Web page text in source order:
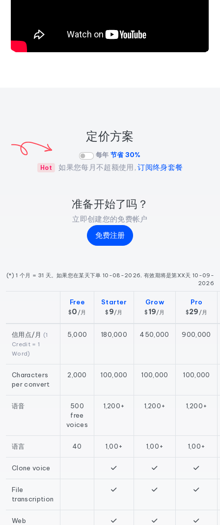
定价方案
每年 节省 30%
Hot 如果您每月不超额使用,订阅终身套餐
准备开始了吗？
立即创建您的免费帐户
免费注册
(*) 1 个月 = 31 天。如果您在某天下单 10-08-2026, 有效期将是第XX天 10-09-
2026
Free
$0 /月
Starter
$ 9/月
Grow
$ 19/月
Pro
$29 /月
信用点/月 (1
Credit = 1
Word)
5,000 180,000 450,000 900,000
Characters
per convert
2,000 100,000 100,000 100,000
语音
500
free
voices
1,200+ 1,200+ 1,200+
语言 40 1,00+ 1,00+ 1,00+
Clone voice
File
transcription
Web